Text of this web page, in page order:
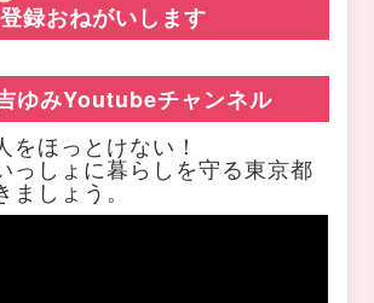
登録おねがいします
ゆみYoutubeチャンネル
をほっとけない！
っしょに暮らしを守る東京都
ましょう。